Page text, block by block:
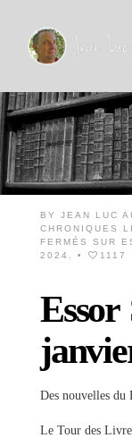
BY JEAN LUC
CHRONIQUES
FERMÉS
SUR
2024.
• 1117
Essor
Des nouvelles du
Le Tour des